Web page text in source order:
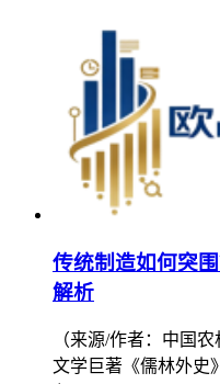
传统制造如何突
解析
（来源/作者：中国
文学巨著《儒林外史